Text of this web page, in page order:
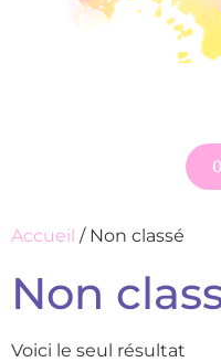
Accueil / Non classé
Non
Voici le seul résultat